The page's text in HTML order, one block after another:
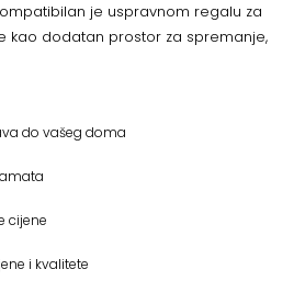
je uspravnom regalu za
kao dodatan prostor za spremanje,
do vašeg doma
cijene
i kvalitete